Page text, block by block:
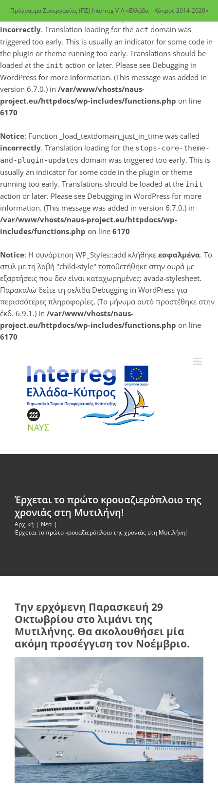
incorrectly. Translation loading for the acf domain was
triggered too early. This is usually an indicator for some code in
the plugin or theme running too early. Translations should be
loaded at the init action or later. Please see Debugging in
WordPress for more information. (This message was added in
version 6.7.0.) in /var/www/vhosts/naus-
project.eu/httpdocs/wp-includes/functions.php on line
6170
Notice: Function _load_textdomain_just_in_time was called
incorrectly. Translation loading for the stops-core-theme-
and-plugin-updates domain was triggered too early. This is
usually an indicator for some code in the plugin or theme
running too early. Translations should be loaded at the init
action or later. Please see Debugging in WordPress for more
information. (This message was added in version 6.7.0.) in
/var/www/vhosts/naus-project.eu/httpdocs/wp-
includes/functions.php on line 6170
Notice: Η συνάρτηση WP_Styles::add κλήθηκε εσφαλμένα. Το
στυλ με τη λαβή "child-style" τοποθετήθηκε στην ουρά με
εξαρτήσεις που δεν είναι καταχωρημένες: avada-stylesheet.
Παρακαλώ δείτε τη σελίδα Debugging in WordPress για
περισσότερες πληροφορίες. (Το μήνυμα αυτό προστέθηκε στην
έκδ. 6.9.1.) in /var/www/vhosts/naus-
project.eu/httpdocs/wp-includes/functions.php on line
6170
περιεχόμενο
Πρόγραμμα Συνεργασίας (ΠΣ) Interreg V-A «Ελλάδα – Κύπρος 2014-2020»
Έρχεται το πρώτο κρουαζιερόπλοιο της
χρονιάς στη Μυτιλήνη!
Αρχική
Νέα
Έρχεται το πρώτο κρουαζιερόπλοιο της χρονιάς στη Μυτιλήνη!
Την ερχόμενη Παρασκευή 29
Οκτωβρίου στο λιμάνι της
Μυτιλήνης. Θα ακολουθήσει μία
ακόμη προσέγγιση τον Νοέμβριο.